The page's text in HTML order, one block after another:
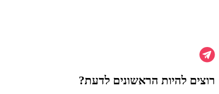
רוצים להיות הראשונים לדעת?